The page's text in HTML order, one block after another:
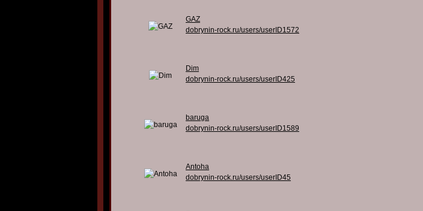
GAZ
dobrynin-rock.ru/users/userID1572
Dim
dobrynin-rock.ru/users/userID425
baruga
dobrynin-rock.ru/users/userID1589
Antoha
dobrynin-rock.ru/users/userID45